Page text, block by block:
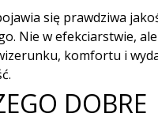
się prawdziwa
Nie w efekciarstwie,
komfortu i
DOBRE